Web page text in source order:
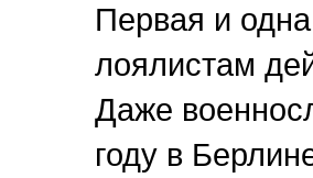
Первая и
лоялистам
Даже
году в